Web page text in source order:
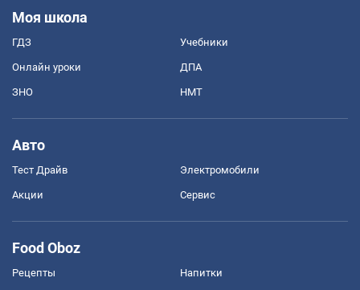
Моя школа
ГДЗ Учебники
Онлайн уроки ДПА
ЗНО НМТ
Авто
Тест Драйв Электромобили
Акции Сервис
Food Oboz
Рецепты Напитки